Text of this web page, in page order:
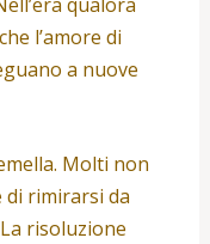
l’amore di
a nuove
Molti non
di rimirarsi da
risoluzione